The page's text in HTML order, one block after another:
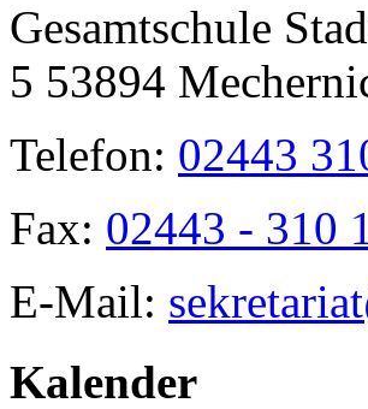
Gesamtschule
5 53894
Telefon: 02443
Fax: 02443 - 310
E-Mail:
Kalender